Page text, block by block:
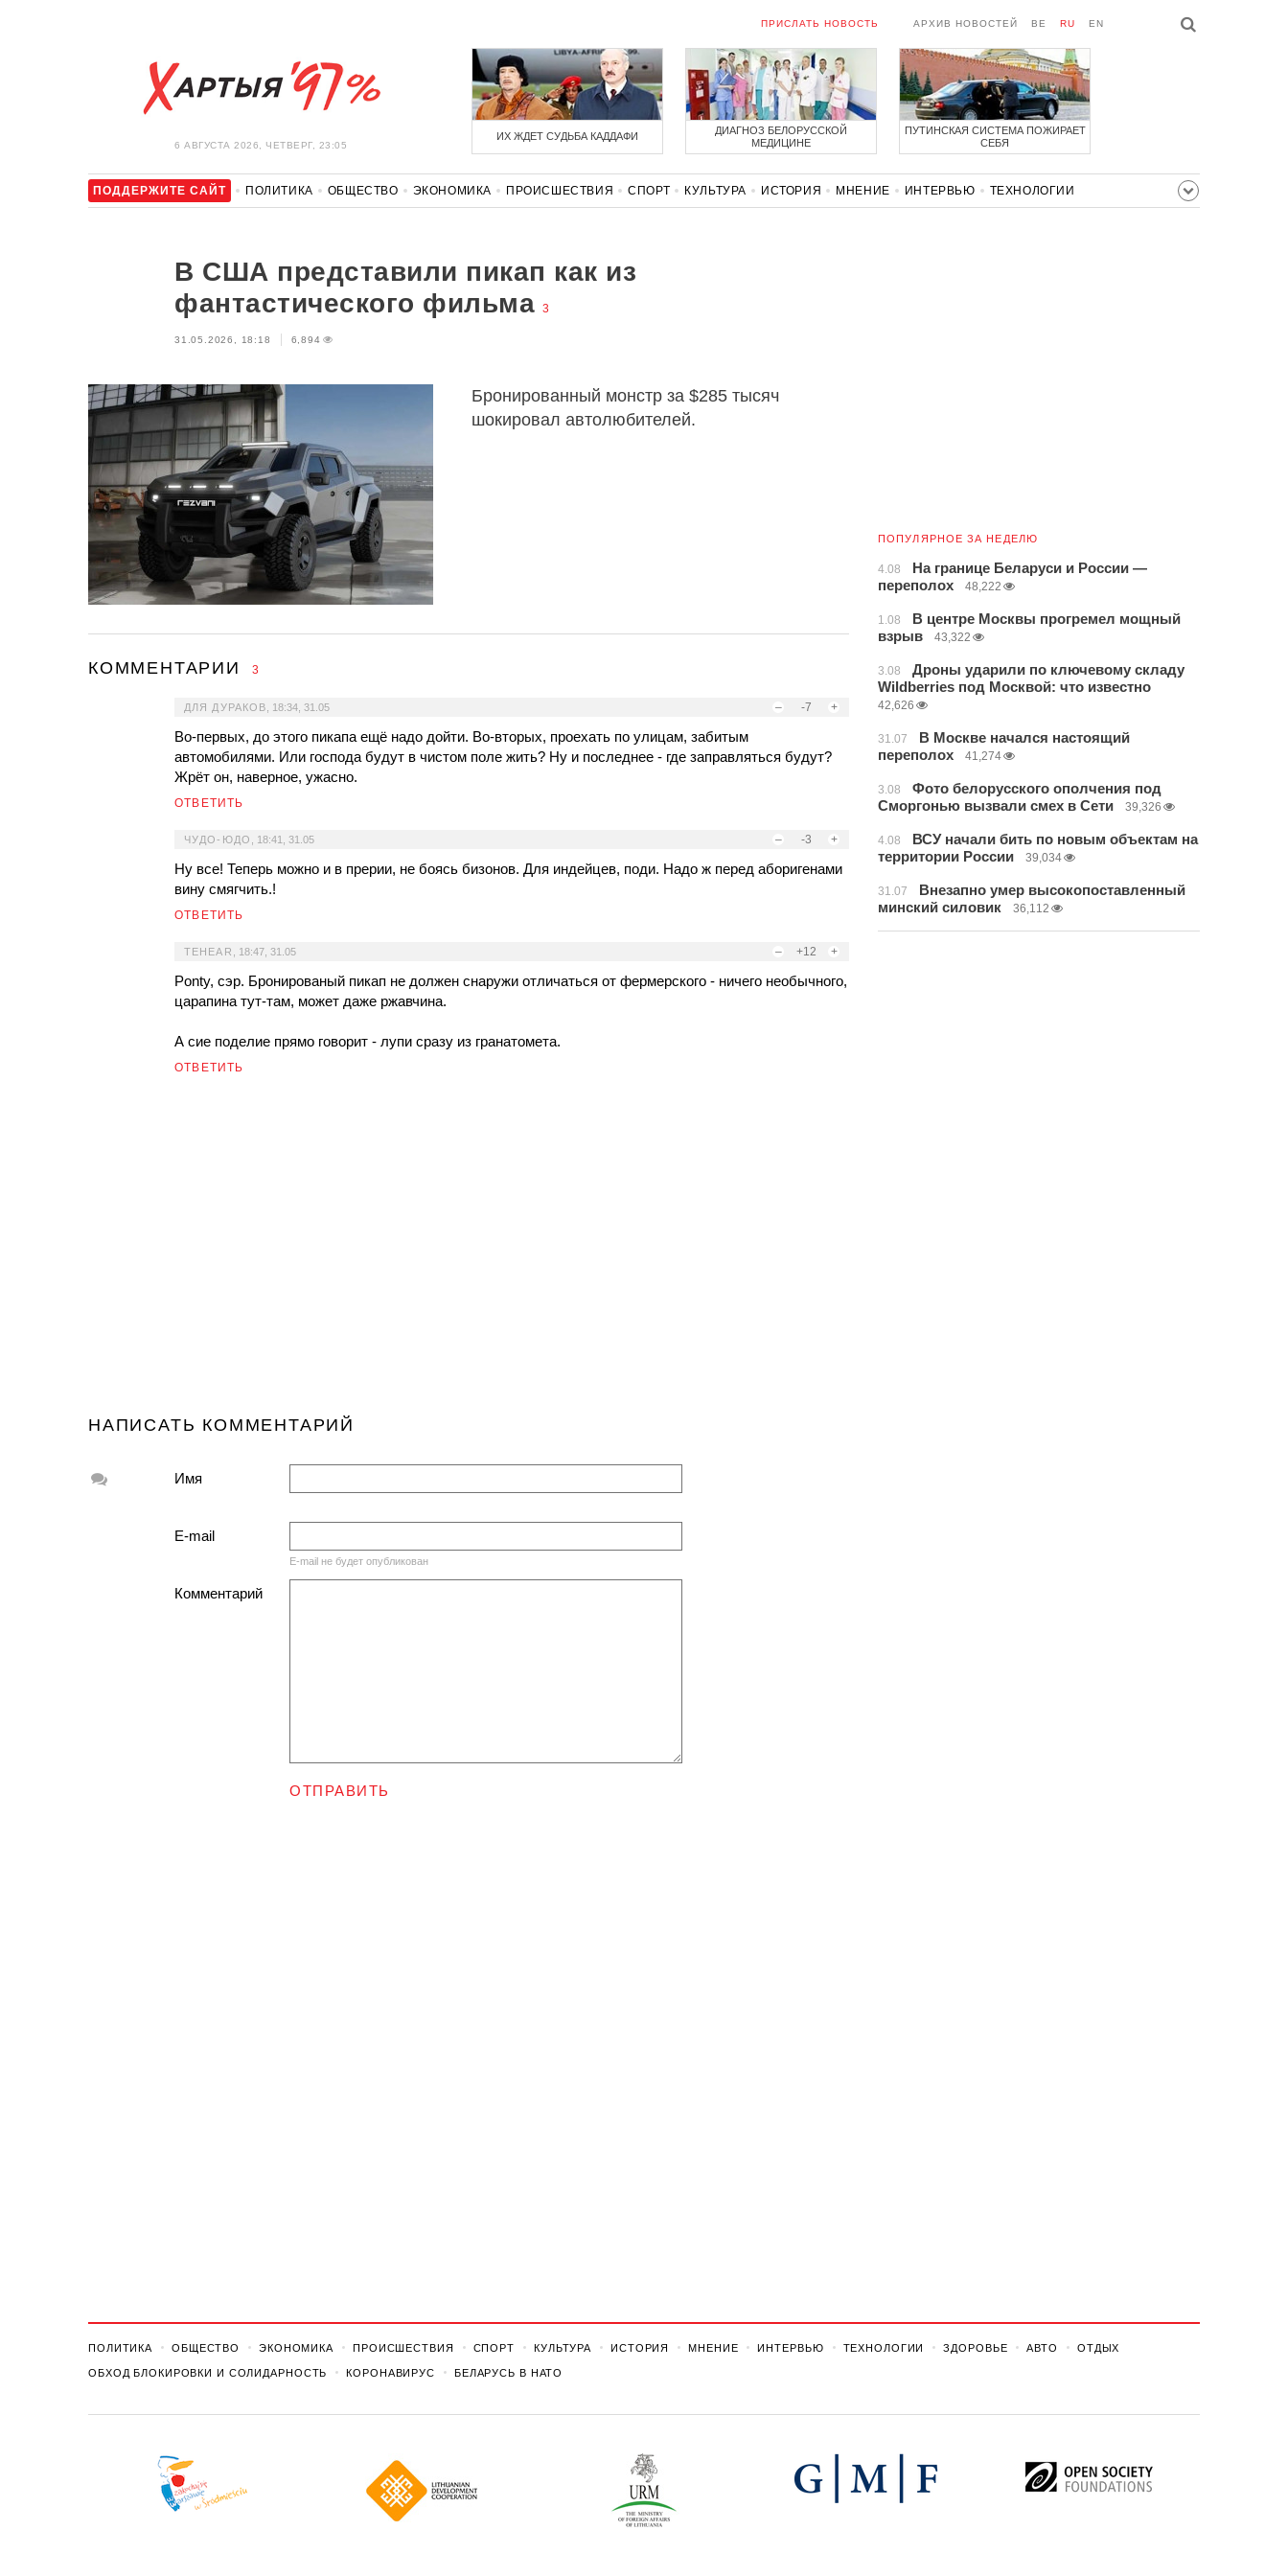
6 АВГУСТА 2026, ЧЕТВЕРГ, 23:05
ПРИСЛАТЬ НОВОСТЬ АРХИВ НОВОСТЕЙ BE RU EN
ИХ ЖДЕТ СУДЬБА КАДДАФИ
ДИАГНОЗ БЕЛОРУССКОЙ
МЕДИЦИНЕ
ПУТИНСКАЯ СИСТЕМА ПОЖИРАЕТ
СЕБЯ
ПОДДЕРЖИТЕ САЙТ ПОЛИТИКА ОБЩЕСТВО ЭКОНОМИКА ПРОИСШЕСТВИЯ СПОРТ КУЛЬТУРА ИСТОРИЯ МНЕНИЕ ИНТЕРВЬЮ
ТЕХНОЛОГИИ
В США представили пикап как из
фантастического фильма 3
31.05.2026, 18:18 6,894
Бронированный монстр за $285 тысяч
шокировал автолюбителей.
КОММЕНТАРИИ 3
– -7 +
ДЛЯ ДУРАКОВ 18:34, 31.05
Во-первых, до этого пикапа ещё надо дойти. Во-вторых, проехать по улицам, забитым
автомобилями. Или господа будут в чистом поле жить? Ну и последнее - где заправляться будут?
Жрёт он, наверное, ужасно.
ОТВЕТИТЬ
– -3 +
ЧУДО-ЮДО 18:41, 31.05
Ну все! Теперь можно и в прерии, не боясь бизонов. Для индейцев, поди. Надо ж перед аборигенами
вину смягчить.!
ОТВЕТИТЬ
– +12 +
TEHEAR 18:47, 31.05
Ponty, сэр. Бронированый пикап не должен снаружи отличаться от фермерского - ничего необычного,
царапина тут-там, может даже ржавчина.
А сие поделие прямо говорит - лупи сразу из гранатомета.
ОТВЕТИТЬ
НАПИСАТЬ КОММЕНТАРИЙ
Имя
E-mail
E-mail не будет опубликован
Комментарий
ОТПРАВИТЬ
ПОПУЛЯРНОЕ ЗА НЕДЕЛЮ
4.08
На границе Беларуси и России —
переполох
48,222
1.08
В центре Москвы прогремел мощный
взрыв
43,322
3.08
Дроны ударили по ключевому складу
Wildberries под Москвой: что известно
42,626
31.07
В Москве начался настоящий
переполох
41,274
3.08
Фото белорусского ополчения под
Сморгонью вызвали смех в Сети
39,326
4.08
ВСУ начали бить по новым объектам на
территории России
39,034
31.07
Внезапно умер высокопоставленный
минский силовик
36,112
ПОЛИТИКА ОБЩЕСТВО ЭКОНОМИКА ПРОИСШЕСТВИЯ СПОРТ КУЛЬТУРА ИСТОРИЯ МНЕНИЕ ИНТЕРВЬЮ ТЕХНОЛОГИИ ЗДОРОВЬЕ АВТО ОТДЫХ
ОБХОД БЛОКИРОВКИ И СОЛИДАРНОСТЬ КОРОНАВИРУС БЕЛАРУСЬ В НАТО